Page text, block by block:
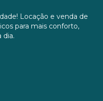
Locação e venda de
para mais conforto,
dia.